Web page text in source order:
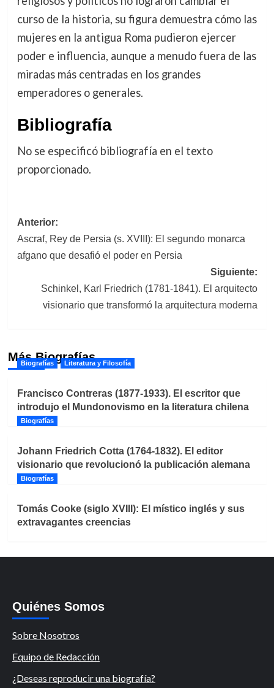
curso de la historia, su figura demuestra cómo las
mujeres en la antigua Roma pudieron ejercer
poder e influencia, aunque a menudo fuera de las
miradas más centradas en los grandes
emperadores o generales.
Bibliografía
No se especificó bibliografía en el texto
proporcionado.
Navegación
de
Anterior:
Ascraf, Rey de Persia (s. XVIII): El segundo monarca
afgano que desafió el poder en Persia
Siguiente:
Schinkel, Karl Friedrich (1781-1841). El arquitecto
visionario que transformó la arquitectura moderna
Más Biografías
Biografías Literatura y Filosofía
Francisco Contreras (1877-1933). El escritor que
introdujo el Mundonovismo en la literatura chilena
Biografías
Johann Friedrich Cotta (1764-1832). El editor
visionario que revolucionó la publicación alemana
Biografías
Tomás Cooke (siglo XVIII): El místico inglés y sus
extravagantes creencias
Quiénes Somos
Sobre Nosotros
Equipo de Redacción
¿Deseas reproducir una biografía?